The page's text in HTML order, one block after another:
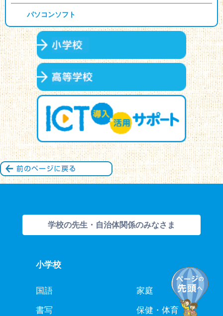
パソコンソフト
学校の先生・自治体関係のみなさま
小学校
国語
書写
家庭
保健・体育